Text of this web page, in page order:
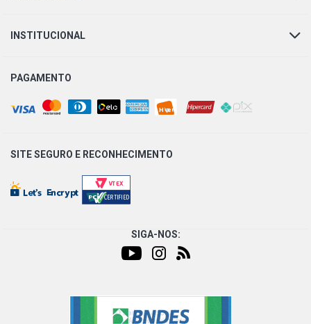
INSTITUCIONAL
PAGAMENTO
SITE SEGURO E RECONHECIMENTO
SIGA-NOS: